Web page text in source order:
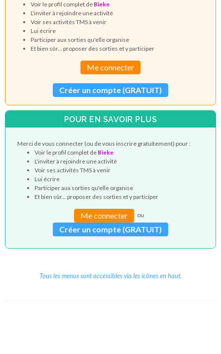
Voir le profil complet de Bieke
L'inviter à rejoindre une activité
Voir ses activités TMS à venir
Lui écrire
Participer aux sorties qu'elle organise
Et bien sûr... proposer des sorties et y participer
Me connecter
Créer un compte (GRATUIT)
POUR EN SAVOIR PLUS
Merci de vous connecter (ou de vous inscrire gratuitement) pour :
Voir le profil complet de Bieke
L'inviter à rejoindre une activité
Voir ses activités TMS à venir
Lui écrire
Participer aux sorties qu'elle organise
Et bien sûr... proposer des sorties et y participer
Me connecter ou
Créer un compte (GRATUIT)
Tous les menus sont accessibles via les icônes en haut.